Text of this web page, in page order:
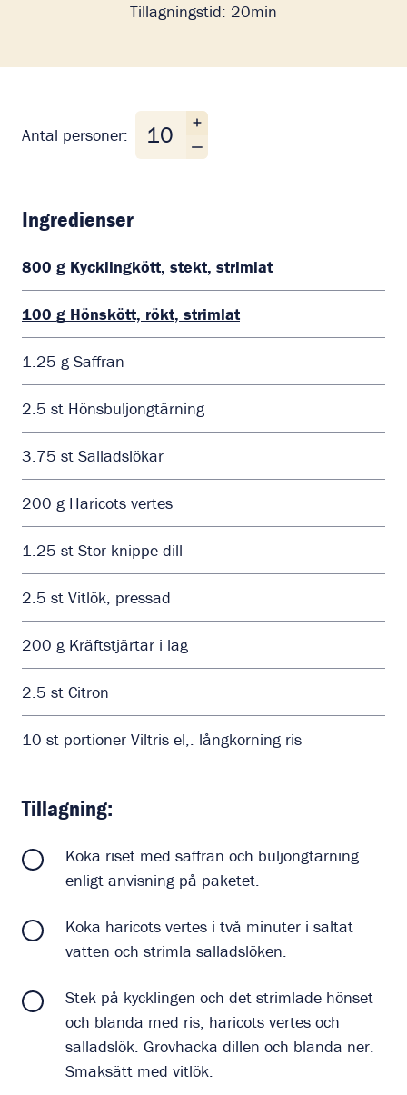
Tillagningstid: 20min
Antal personer:
Antal personer
Ingredienser
800 g Kycklingkött, stekt, strimlat
100 g Hönskött, rökt, strimlat
1.25 g Saffran
2.5 st Hönsbuljongtärning
3.75 st Salladslökar
200 g Haricots vertes
1.25 st Stor knippe dill
2.5 st Vitlök, pressad
200 g Kräftstjärtar i lag
2.5 st Citron
10 st portioner Viltris el,. långkorning ris
Tillagning:
Koka riset med saffran och buljongtärning
enligt anvisning på paketet.
Koka haricots vertes i två minuter i saltat
vatten och strimla salladslöken.
Stek på kycklingen och det strimlade hönset
och blanda med ris, haricots vertes och
salladslök. Grovhacka dillen och blanda ner.
Smaksätt med vitlök.